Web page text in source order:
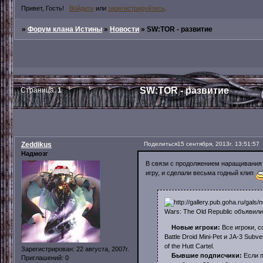
Привет, Гость! Войдитеили зарегистрируйтесь
»Форум клана Истины »Новости »SW:TOR - развитие
SW:TOR - развитие
Страница:1
Поделиться15 сентября, 2013г. 13:51:57
Zeddikus
Надмозг
Зарегистрирован: 22 августа, 2007г.
Приглашений: 0
В связи с продолжением
игру, и сделали весьма годный клип
Wars: The Old Republic
Новые игроки: Все игроки,
Battle Droid Mini-Pet и JA-3
of the Hutt Cartel.
Бывшие подписчики: Если